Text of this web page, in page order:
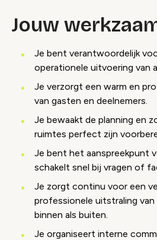
Jouw
Je bent verantwoordelijk
operationele uitvoering van
Je verzorgt een warm en
van gasten en deelnemers.
Je bewaakt de planning en
ruimtes perfect zijn
Je bent het aanspreekpunt
schakelt snel bij vragen of
Je zorgt continu voor een
professionele uitstraling
binnen als buiten.
Je organiseert interne